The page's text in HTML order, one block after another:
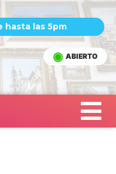
hasta las 5pm
ABIERTO